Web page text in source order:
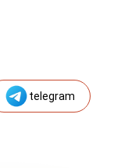
telegram